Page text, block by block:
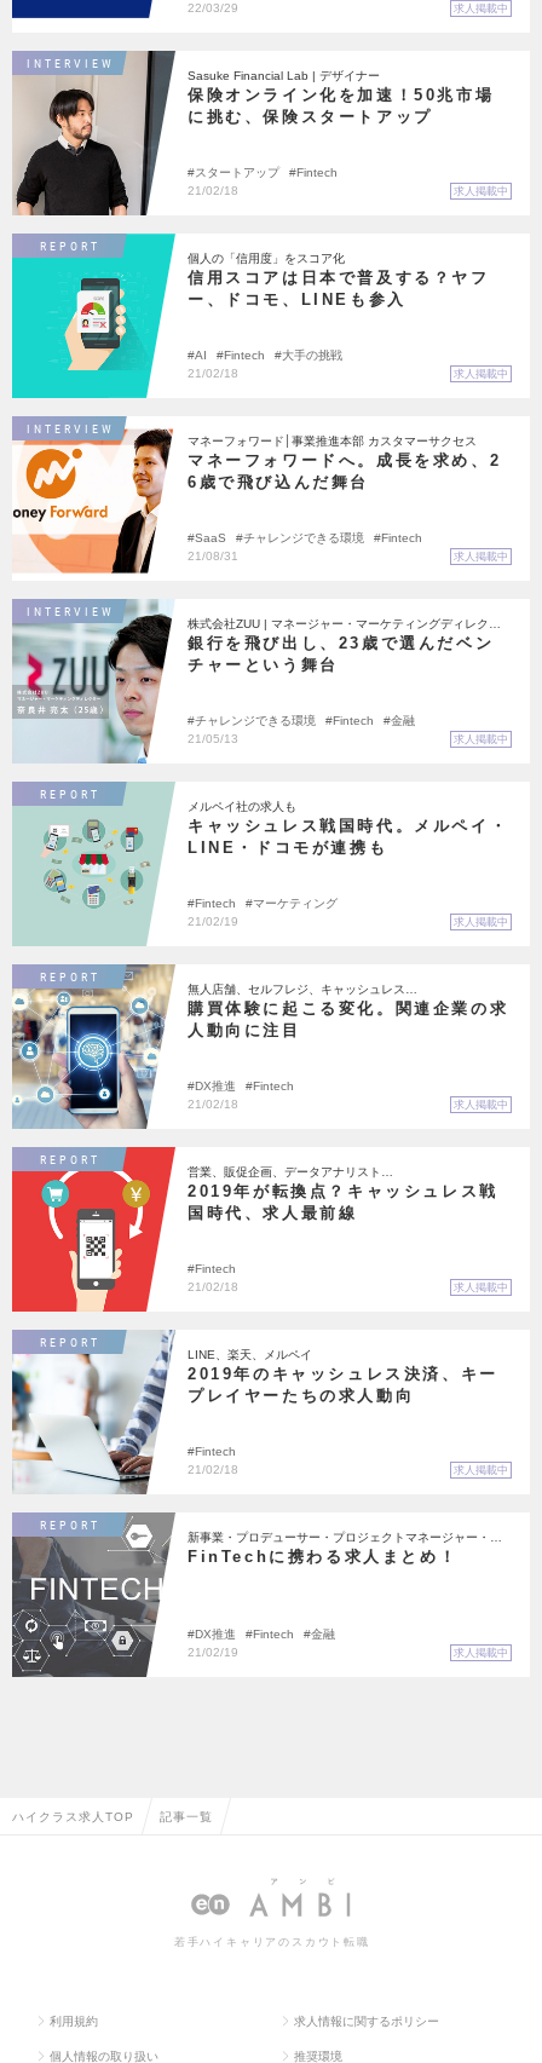
22/03/29
求人掲載中
INTERVIEW
Sasuke Financial Lab | デザイナー
保険オンライン化を加速！50兆市場
に挑む、保険スタートアップ
スタートアップ
Fintech
21/02/18
求人掲載中
REPORT
個人の「信用度」をスコア化
信用スコアは日本で普及する？ヤフ
ー、ドコモ、LINEも参入
AI Fintech
大手の挑戦
21/02/18
求人掲載中
INTERVIEW
マネーフォワード│事業推進本部 カスタマーサクセス
マネーフォワードへ。成長を求め、2
6歳で飛び込んだ舞台
SaaS チャレンジできる環境
Fintech
21/08/31
求人掲載中
INTERVIEW
株式会社ZUU | マネージャー・マーケティングディレクタ
ー
銀行を飛び出し、23歳で選んだベン
チャーという舞台
チャレンジできる環境 Fintech
金融
21/05/13
求人掲載中
REPORT
メルペイ社の求人も
キャッシュレス戦国時代。メルペイ・
LINE・ドコモが連携も
Fintech
マーケティング
21/02/19
求人掲載中
REPORT
無人店舗、セルフレジ、キャッシュレス…
購買体験に起こる変化。関連企業の求
人動向に注目
DX推進
Fintech
21/02/18
求人掲載中
REPORT
営業、販促企画、データアナリスト…
2019年が転換点？キャッシュレス戦
国時代、求人最前線
Fintech
21/02/18
求人掲載中
REPORT
LINE、楽天、メルペイ
2019年のキャッシュレス決済、キー
プレイヤーたちの求人動向
Fintech
21/02/18
求人掲載中
REPORT
新事業・プロデューサー・プロジェクトマネージャー・エ
ンジニア
FinTechに携わる求人まとめ！
DX推進 Fintech
金融
21/02/19
求人掲載中
ハイクラス求人TOP 記事一覧
若手ハイキャリアのスカウト転職
利用規約 求人情報に関するポリシー
個人情報の取り扱い 推奨環境